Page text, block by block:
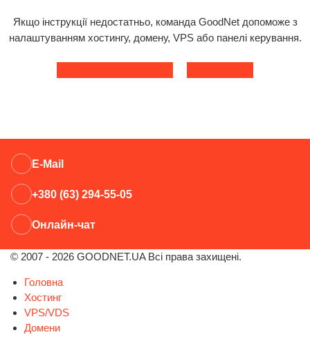
Якщо інструкції недостатньо, команда GoodNet допоможе з
налаштуванням хостингу, домену, VPS або панелі керування.
E-Mail
+380 (63) 294-55-05
Онлайн-чат
© 2007 - 2026 GOODNET.UA Всі права захищені.
Головна
Хостинг
VPS/VDS
Домени